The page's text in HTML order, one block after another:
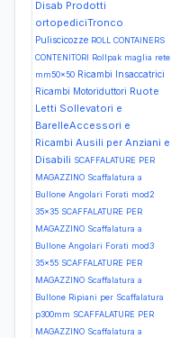
Disab Prodotti
ortopediciTronco
Puliscicozze ROLL CONTAINERS
CONTENITORI Rollpak maglia rete
mm50x50 Ricambi Insaccatrici
Ricambi Motoriduttori Ruote
Letti Sollevatori e
BarelleAccessori e
Ricambi Ausili per Anziani e
Disabili SCAFFALATURE PER
MAGAZZINO Scaffalatura a
Bullone Angolari Forati mod2
35x35 SCAFFALATURE PER
MAGAZZINO Scaffalatura a
Bullone Angolari Forati mod3
35x55 SCAFFALATURE PER
MAGAZZINO Scaffalatura a
Bullone Ripiani per Scaffalatura
p300mm SCAFFALATURE PER
MAGAZZINO Scaffalatura a